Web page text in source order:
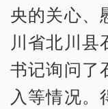
央的关心、
川省北川县
书记询问了
入等情况。